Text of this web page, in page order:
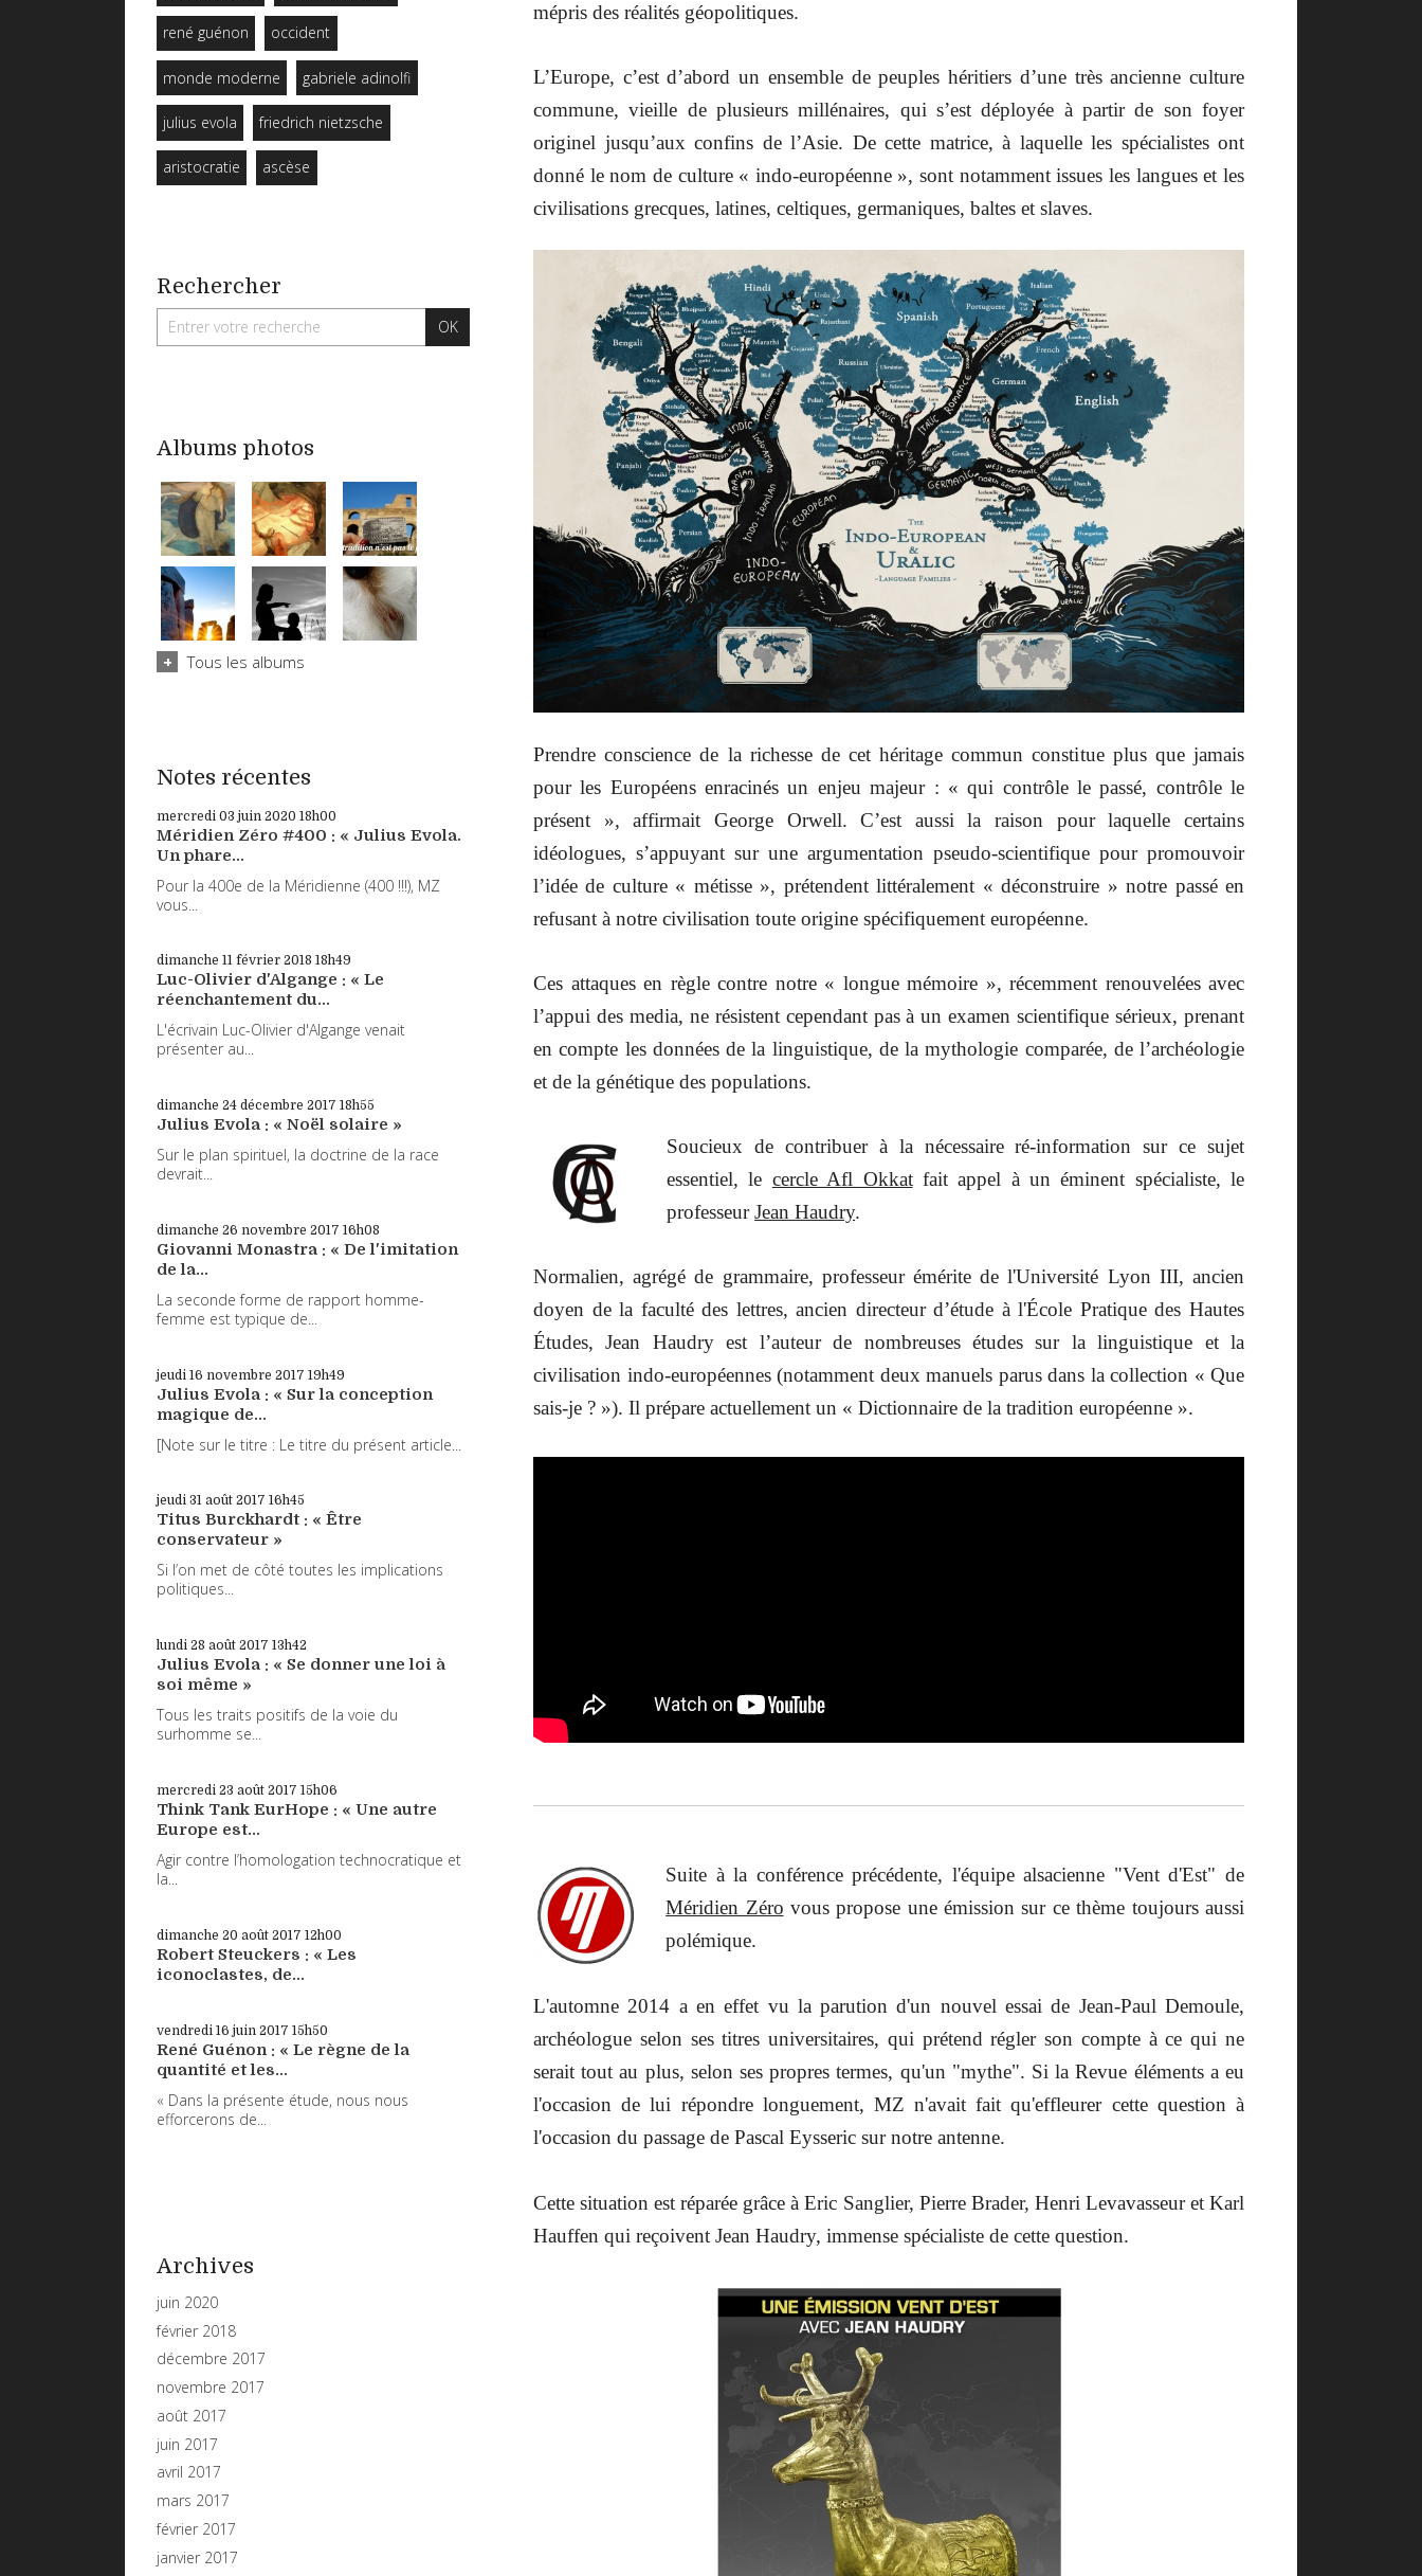
rené guénon occident
monde moderne gabriele adinolfi
julius evola friedrich nietzsche
aristocratie ascèse
Rechercher
Albums photos
Tous les albums
Notes récentes
mercredi 03 juin 2020 18h00
Méridien Zéro #400 : « Julius Evola.
Un phare...
Pour la 400e de la Méridienne (400 !!!), MZ
vous...
dimanche 11 février 2018 18h49
Luc-Olivier d'Algange : « Le
réenchantement du...
L'écrivain Luc-Olivier d'Algange venait
présenter au...
dimanche 24 décembre 2017 18h55
Julius Evola : « Noël solaire »
Sur le plan spirituel, la doctrine de la race
devrait...
dimanche 26 novembre 2017 16h08
Giovanni Monastra : « De l'imitation
de la...
La seconde forme de rapport homme-
femme est typique de...
jeudi 16 novembre 2017 19h49
Julius Evola : « Sur la conception
magique de...
[Note sur le titre : Le titre du présent article...
jeudi 31 août 2017 16h45
Titus Burckhardt : « Être
conservateur »
Si l’on met de côté toutes les implications
politiques...
lundi 28 août 2017 13h42
Julius Evola : « Se donner une loi à
soi même »
Tous les traits positifs de la voie du
surhomme se...
mercredi 23 août 2017 15h06
Think Tank EurHope : « Une autre
Europe est...
Agir contre l’homologation technocratique et
la...
dimanche 20 août 2017 12h00
Robert Steuckers : « Les
iconoclastes, de...
vendredi 16 juin 2017 15h50
René Guénon : « Le règne de la
quantité et les...
« Dans la présente étude, nous nous
efforcerons de...
Archives
juin 2020
février 2018
décembre 2017
novembre 2017
août 2017
juin 2017
avril 2017
mars 2017
février 2017
janvier 2017
mépris des réalités géopolitiques.
L’Europe, c’est d’abord un ensemble de peuples héritiers d’une très ancienne culture
commune, vieille de plusieurs millénaires, qui s’est déployée à partir de son foyer
originel jusqu’aux confins de l’Asie. De cette matrice, à laquelle les spécialistes ont
donné le nom de culture « indo-européenne », sont notamment issues les langues et les
civilisations grecques, latines, celtiques, germaniques, baltes et slaves.
Prendre conscience de la richesse de cet héritage commun constitue plus que jamais
pour les Européens enracinés un enjeu majeur : « qui contrôle le passé, contrôle le
présent », affirmait George Orwell. C’est aussi la raison pour laquelle certains
idéologues, s’appuyant sur une argumentation pseudo-scientifique pour promouvoir
l’idée de culture « métisse », prétendent littéralement « déconstruire » notre passé en
refusant à notre civilisation toute origine spécifiquement européenne.
Ces attaques en règle contre notre « longue mémoire », récemment renouvelées avec
l’appui des media, ne résistent cependant pas à un examen scientifique sérieux, prenant
en compte les données de la linguistique, de la mythologie comparée, de l’archéologie
et de la génétique des populations.
Soucieux de contribuer à la nécessaire ré-information sur ce sujet
essentiel, le cercle Afl Okkatfait appel à un éminent spécialiste, le
professeurJean Haudry.
Normalien, agrégé de grammaire, professeur émérite de l'Université Lyon III, ancien
doyen de la faculté des lettres, ancien directeur d’étude à l'École Pratique des Hautes
Études, Jean Haudry est l’auteur de nombreuses études sur la linguistique et la
civilisation indo-européennes (notamment deux manuels parus dans la collection « Que
sais-je ? »). Il prépare actuellement un « Dictionnaire de la tradition européenne ».
Suite à la conférence précédente, l'équipe alsacienne "Vent d'Est" de
Méridien Zéro vous propose une émission sur ce thème toujours aussi
polémique.
L'automne 2014 a en effet vu la parution d'un nouvel essai de Jean-Paul Demoule,
archéologue selon ses titres universitaires, qui prétend régler son compte à ce qui ne
serait tout au plus, selon ses propres termes, qu'un "mythe". Si la Revue éléments a eu
l'occasion de lui répondre longuement, MZ n'avait fait qu'effleurer cette question à
l'occasion du passage de Pascal Eysseric sur notre antenne.
Cette situation est réparée grâce à Eric Sanglier, Pierre Brader, Henri Levavasseur et Karl
Hauffen qui reçoivent Jean Haudry, immense spécialiste de cette question.